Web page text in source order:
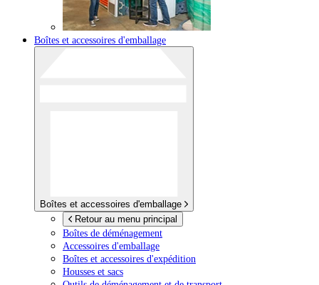
Boîtes et accessoires d'emballage
Boîtes et accessoires d'emballage
Retour au menu principal
Boîtes de déménagement
Accessoires d'emballage
Boîtes et accessoires d'expédition
Housses et sacs